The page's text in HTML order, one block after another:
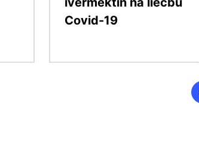
Covid-19